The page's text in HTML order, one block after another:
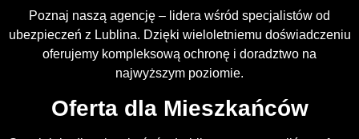
Poznaj naszą agencję – lidera wśród specjalistów od
ubezpieczeń z Lublina. Dzięki wieloletniemu doświadczeniu
oferujemy kompleksową ochronę i doradztwo na
najwyższym poziomie.
Oferta dla Mieszkańców